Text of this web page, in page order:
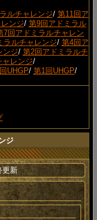
ルチャレンジ/ 第11回ア
ンジ/ 第9回アドミラル
7回アドミラルチャレン
ラルチャレンジ/ 第4回ア
ンジ/ 第2回アドミラルチ
ャレンジ/
UHGP/ 第1回UHGP/
ジ
更新